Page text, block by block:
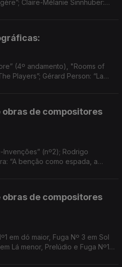
Claire-Mélanie Sinnhuber:
(4º andamento), "Rooms of
Players”; Gérard Person: “La
de compositores
Invenções” (nº2); Rodrigo
“A benção como espada, a
de compositores
em dó maior, Fuga Nº 3 em Sol
Lá menor, Prelúdio e Fuga Nº19